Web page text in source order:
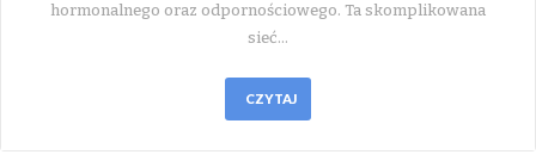
hormonalnego oraz odpornościowego. Ta skomplikowana
sieć…
CZYTAJ